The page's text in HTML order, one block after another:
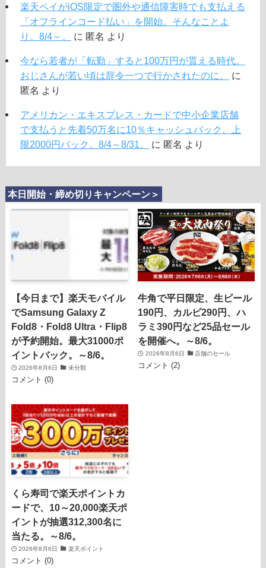
楽天ペイがiOS限定で圏外や通信障害時でも支払える
「オフラインコード払い」を開始。そんなことよ
り。8/4～。
に 匿名 より
今なら若者が「転勤」すると100万円が貰える時代。
おじさんが若い頃は辞令一つで行かされたのに。
に
匿名 より
アメリカン・エキスプレス・カードで中小企業店舗
で支払うと先着50万名に10％キャッシュバック。上
限2000円バック。8/4～8/31。
に 匿名 より
本日開始・締め切りキャンペーン＞
【今日まで】楽天モバイル
でSamsung Galaxy Z
Fold8・Fold8 Ultra・Flip8
が予約開始。最大31000ポ
イントバック。～8/6。
2026年8月6日 未分類
コメント (0)
牛角で平日限定、生ビール
190円、カルビ290円、ハ
ラミ390円など25品セール
を開催へ。～8/6。
2026年8月6日 店舗のセール
コメント (2)
くら寿司で楽天ポイントカ
ードで、10～20,000楽天ポ
イントが抽選312,300名に
当たる。～8/6。
2026年8月6日 楽天ポイント
コメント (0)